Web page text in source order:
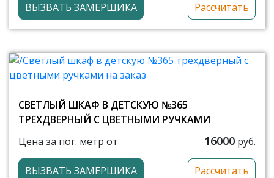
ВЫЗВАТЬ ЗАМЕРЩИКА Рассчитать
СВЕТЛЫЙ ШКАФ В ДЕТСКУЮ №365
ТРЕХДВЕРНЫЙ С ЦВЕТНЫМИ РУЧКАМИ
Цена за пог. метр от
16000 руб.
ВЫЗВАТЬ ЗАМЕРЩИКА Рассчитать